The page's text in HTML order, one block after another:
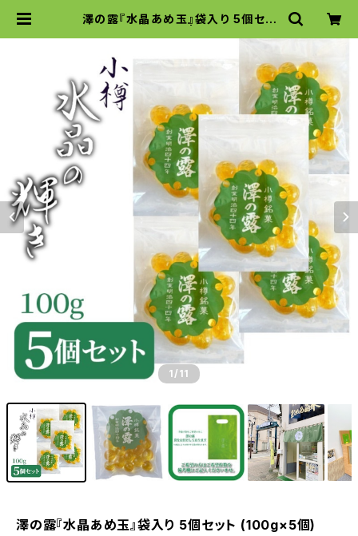
澤の露『水晶あめ玉』袋入り 5個セッ
1 /11
澤の露『水晶あめ玉』袋入り 5個セット (100g×5個)